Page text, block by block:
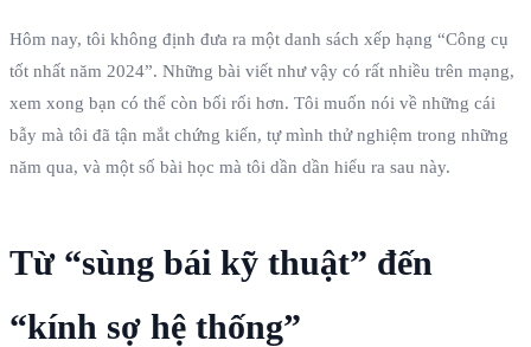
Hôm nay, tôi không định đưa ra một danh sách xếp hạng “Công cụ
tốt nhất năm 2024”. Những bài viết như vậy có rất nhiều trên mạng,
xem xong bạn có thể còn bối rối hơn. Tôi muốn nói về những cái
bẫy mà tôi đã tận mắt chứng kiến, tự mình thử nghiệm trong những
năm qua, và một số bài học mà tôi dần dần hiểu ra sau này.
Từ “sùng bái kỹ thuật” đến
“kính sợ hệ thống”